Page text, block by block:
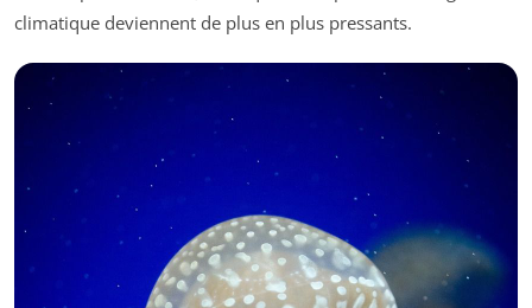
climatique deviennent de plus en plus pressants.